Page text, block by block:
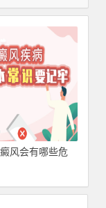
风会有哪些危